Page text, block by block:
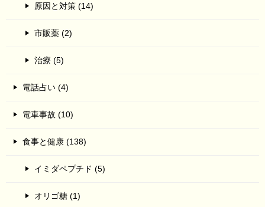
原因と対策 (14)
市販薬 (2)
治療 (5)
電話占い (4)
電車事故 (10)
食事と健康 (138)
イミダペプチド (5)
オリゴ糖 (1)